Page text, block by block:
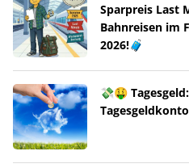
Sparpreis Last
Bahnreisen im
2026!🧳
💸🤑
Tagesgeldkonto